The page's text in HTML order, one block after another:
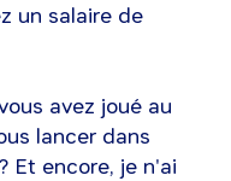
un salaire de
avez joué au
lancer dans
Et encore, je n'ai